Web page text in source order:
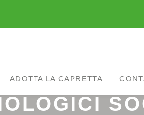
ADOTTA LA CAPRETTA